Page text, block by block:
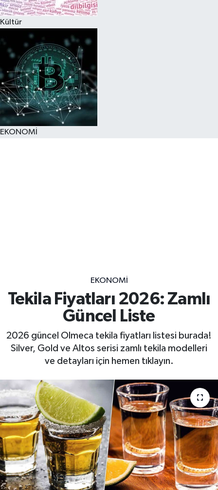
Kültür
EKONOMİ
EKONOMİ
Tekila Fiyatları 2026: Zamlı
Güncel Liste
2026 güncel Olmeca tekila fiyatları listesi burada!
Silver, Gold ve Altos serisi zamlı tekila modelleri
ve detayları için hemen tıklayın.